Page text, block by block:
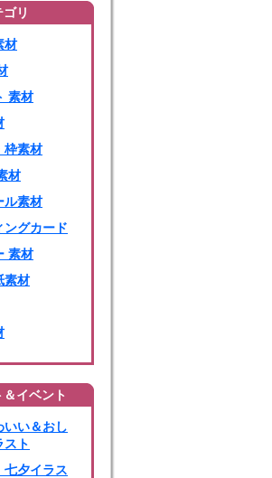
ゴリ
材
素材
枠素材
材
ル素材
ングカード
素材
素材
イベント
いい＆おし
スト
七夕イラス